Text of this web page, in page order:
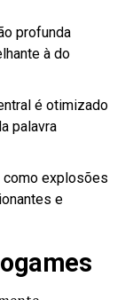
profunda
à do
é otimizado
palavra
como explosões
e